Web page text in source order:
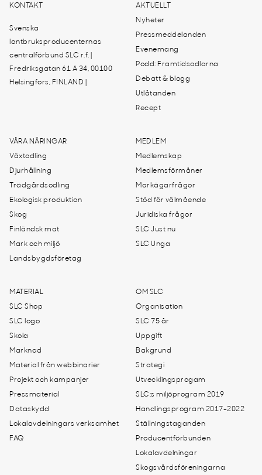
KONTAKT
Svenska
lantbruksproducenternas
centralförbund SLC r.f. |
Fredriksgatan 61 A 34, 00100
Helsingfors, FINLAND |
AKTUELLT
Nyheter
Pressmeddelanden
Evenemang
Podd: Framtidsodlarna
Debatt & blogg
Utlåtanden
Recept
VÅRA NÄRINGAR
Växtodling
Djurhållning
Trädgårdsodling
Ekologisk produktion
Skog
Finländsk mat
Mark och miljö
Landsbygdsföretag
MEDLEM
Medlemskap
Medlemsförmåner
Markägarfrågor
Stöd för välmående
Juridiska frågor
SLC Just nu
SLC Unga
MATERIAL
SLC Shop
SLC logo
Skola
Marknad
Material från webbinarier
Projekt och kampanjer
Pressmaterial
Dataskydd
Lokalavdelningars verksamhet
FAQ
OM SLC
Organisation
SLC 75 år
Uppgift
Bakgrund
Strategi
Utvecklingsprogam
SLC:s miljöprogram 2019
Handlingsprogram 2017-2022
Ställningstaganden
Producentförbunden
Lokalavdelningar
Skogsvårdsföreningarna